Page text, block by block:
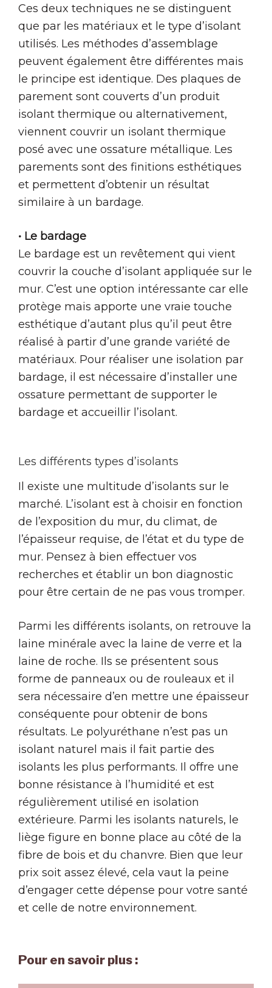
Ces deux techniques ne se distinguent
que par les matériaux et le type d’isolant
utilisés. Les méthodes d’assemblage
peuvent également être différentes mais
le principe est identique. Des plaques de
parement sont couverts d’un produit
isolant thermique ou alternativement,
viennent couvrir un isolant thermique
posé avec une ossature métallique. Les
parements sont des finitions esthétiques
et permettent d’obtenir un résultat
similaire à un bardage.
• Le bardage
Le bardage est un revêtement qui vient
couvrir la couche d’isolant appliquée sur le
mur. C’est une option intéressante car elle
protège mais apporte une vraie touche
esthétique d’autant plus qu’il peut être
réalisé à partir d’une grande variété de
matériaux. Pour réaliser une isolation par
bardage, il est nécessaire d’installer une
ossature permettant de supporter le
bardage et accueillir l’isolant.
Les différents types d’isolants
Il existe une multitude d’isolants sur le
marché. L’isolant est à choisir en fonction
de l’exposition du mur, du climat, de
l’épaisseur requise, de l’état et du type de
mur. Pensez à bien effectuer vos
recherches et établir un bon diagnostic
pour être certain de ne pas vous tromper.
Parmi les différents isolants, on retrouve la
laine minérale avec la laine de verre et la
laine de roche. Ils se présentent sous
forme de panneaux ou de rouleaux et il
sera nécessaire d’en mettre une épaisseur
conséquente pour obtenir de bons
résultats. Le polyuréthane n’est pas un
isolant naturel mais il fait partie des
isolants les plus performants. Il offre une
bonne résistance à l’humidité et est
régulièrement utilisé en isolation
extérieure. Parmi les isolants naturels, le
liège figure en bonne place au côté de la
fibre de bois et du chanvre. Bien que leur
prix soit assez élevé, cela vaut la peine
d’engager cette dépense pour votre santé
et celle de notre environnement.
Pour en savoir plus :